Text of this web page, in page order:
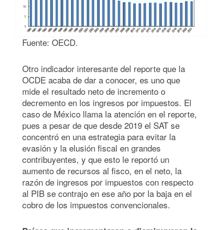
Fuente: OECD.
Otro indicador interesante del reporte que la
OCDE acaba de dar a conocer, es uno que
mide el resultado neto de incremento o
decremento en los ingresos por impuestos. El
caso de México llama la atención en el reporte,
pues a pesar de que desde 2019 el SAT se
concentró en una estrategia para evitar la
evasión y la elusión fiscal en grandes
contribuyentes, y que esto le reportó un
aumento de recursos al fisco, en el neto, la
razón de ingresos por impuestos con respecto
al PIB se contrajo en ese año por la baja en el
cobro de los impuestos convencionales.